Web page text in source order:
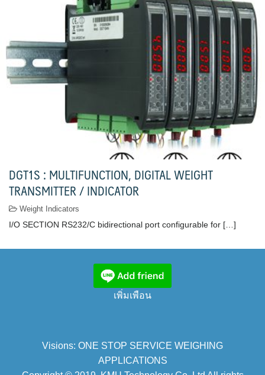
DGT1S : MULTIFUNCTION, DIGITAL WEIGHT
TRANSMITTER / INDICATOR
Weight Indicators
I/O SECTION RS232/C bidirectional port configurable for […]
เพิ่มเพือน
Visions: ONE STOP SERVICE WEIGHING
APPLICATIONS